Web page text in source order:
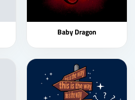
Baby Dragon